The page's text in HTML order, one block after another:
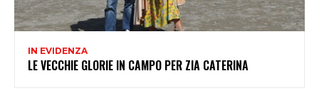
IN EVIDENZA
LE VECCHIE GLORIE IN CAMPO PER ZIA CATERINA